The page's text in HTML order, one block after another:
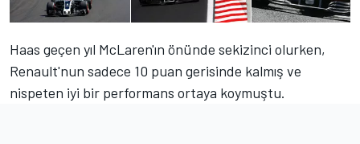
Haas geçen yıl McLaren'ın önünde sekizinci olurken,
Renault'nun sadece 10 puan gerisinde kalmış ve
nispeten iyi bir performans ortaya koymuştu.